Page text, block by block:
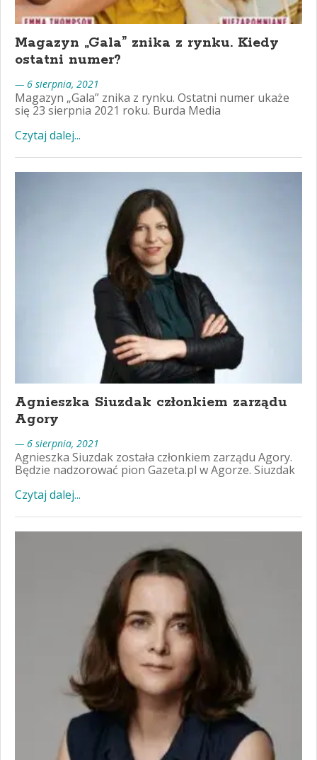
Magazyn „Gala” znika z rynku. Kiedy
ostatni numer?
— 6 sierpnia, 2021
Magazyn „Gala” znika z rynku. Ostatni numer ukaże
się 23 sierpnia 2021 roku. Burda Media
Czytaj dalej...
Agnieszka Siuzdak członkiem zarządu
Agory
— 6 sierpnia, 2021
Agnieszka Siuzdak została członkiem zarządu Agory.
Będzie nadzorować pion Gazeta.pl w Agorze. Siuzdak
Czytaj dalej...